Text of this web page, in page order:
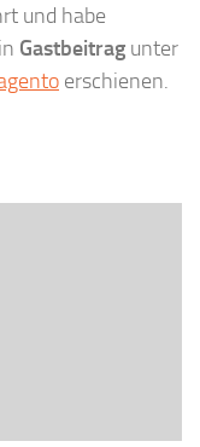
und habe
Gastbeitragunter
erschienen.